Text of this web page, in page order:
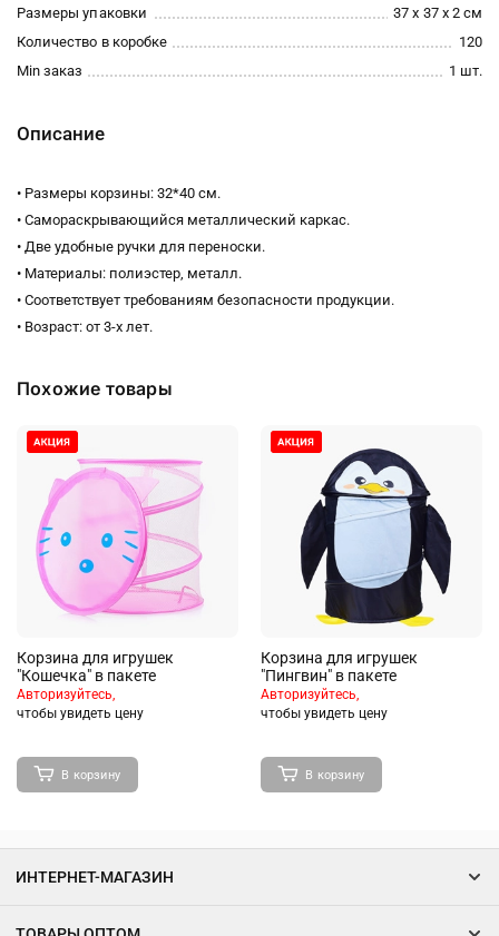
Размеры упаковки
37 x 37 x 2 см
Количество в коробке
120
Min заказ
1 шт.
Описание
• Размеры корзины: 32*40 см.
• Самораскрывающийся металлический каркас.
• Две удобные ручки для переноски.
• Материалы: полиэстер, металл.
• Соответствует требованиям безопасности продукции.
• Возраст: от 3-х лет.
Похожие товары
Корзина для игрушек
"Кошечка" в пакете
Авторизуйтесь,
чтобы увидеть цену
В корзину
Корзина для игрушек
"Пингвин" в пакете
Авторизуйтесь,
чтобы увидеть цену
В корзину
ИНТЕРНЕТ-МАГАЗИН